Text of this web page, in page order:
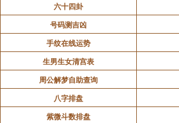
六十四卦
号码测吉凶
手纹在线运势
生男生女清宫表
周公解梦自助查询
八字排盘
紫微斗数排盘